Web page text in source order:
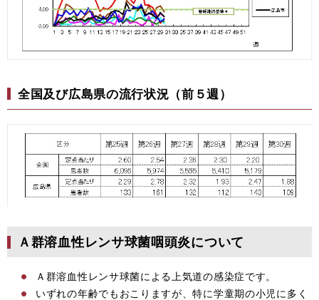
全国及び広島県の流行状況（前５週）
Ａ群溶血性レンサ球菌咽頭炎について
Ａ群溶血性レンサ球菌による上気道の感染症です。
いずれの年齢でもおこりますが、特に学童期の小児に多く